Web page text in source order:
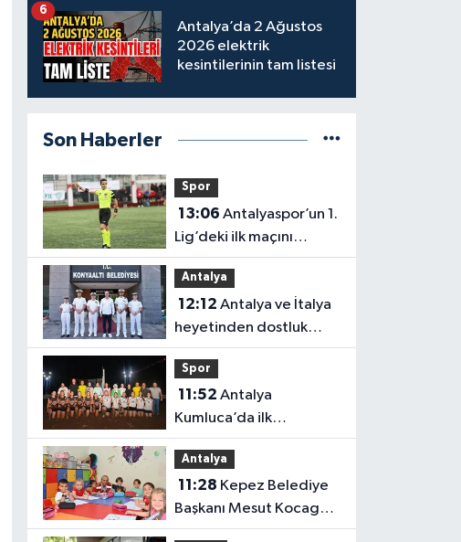
Antalya’da 2 Ağustos
2026 elektrik
kesintilerinin tam listesi
6
Son Haberler
Spor
13:06
Lig’deki ilk maçını
yönetecek hakem belli
oldu
Antalya
12:12
heyetinden dostluk
mesajı
Spor
11:52
Kumluca’da ilk
karşılaşma
Antalya
11:28
Başkanı Mesut Kocagöz
ailelerin sorununa